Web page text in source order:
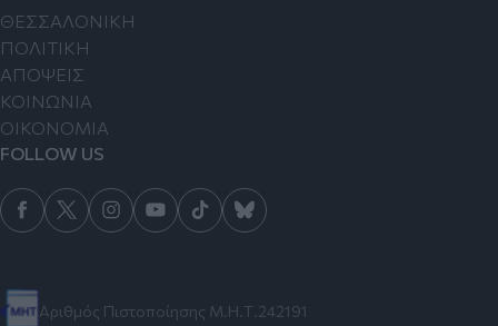
Αριθμός Πιστοποίησης Μ.Η.Τ.242191
ΘΕΣΣΑΛΟΝΙΚΗ
ΠΟΛΙΤΙΚΗ
ΑΠΟΨΕΙΣ
ΚΟΙΝΩΝΙΑ
ΟΙΚΟΝΟΜΙΑ
FOLLOW US